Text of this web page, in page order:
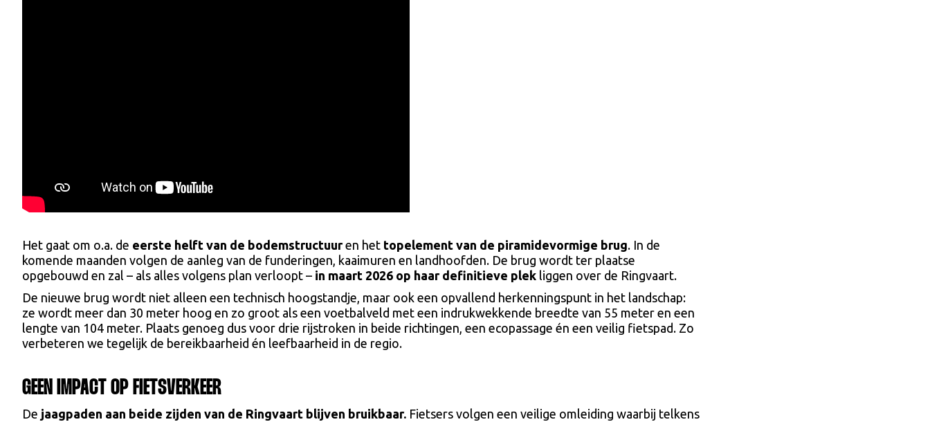
Het gaat om o.a. de eerste helft van de bodemstructuuren het topelement van de piramidevormige brug. In de
komende maanden volgen de aanleg van de funderingen, kaaimuren en landhoofden. De brug wordt ter plaatse
opgebouwd en zal – als alles volgens plan verloopt – in maart 2026 op haar definitieve plek liggen over de Ringvaart.
De nieuwe brug wordt niet alleen een technisch hoogstandje, maar ook een opvallend herkenningspunt in het landschap:
ze wordt meer dan 30 meter hoog en zo groot als een voetbalveld met een indrukwekkende breedte van 55 meter en een
lengte van 104 meter. Plaats genoeg dus voor drie rijstroken in beide richtingen, een ecopassage én een veilig fietspad. Zo
verbeteren we tegelijk de bereikbaarheid én leefbaarheid in de regio.
GEEN IMPACT OP FIETSVERKEER
De jaagpaden aan beide zijden van de Ringvaart blijven bruikbaar. Fietsers volgen een veilige omleiding waarbij telkens